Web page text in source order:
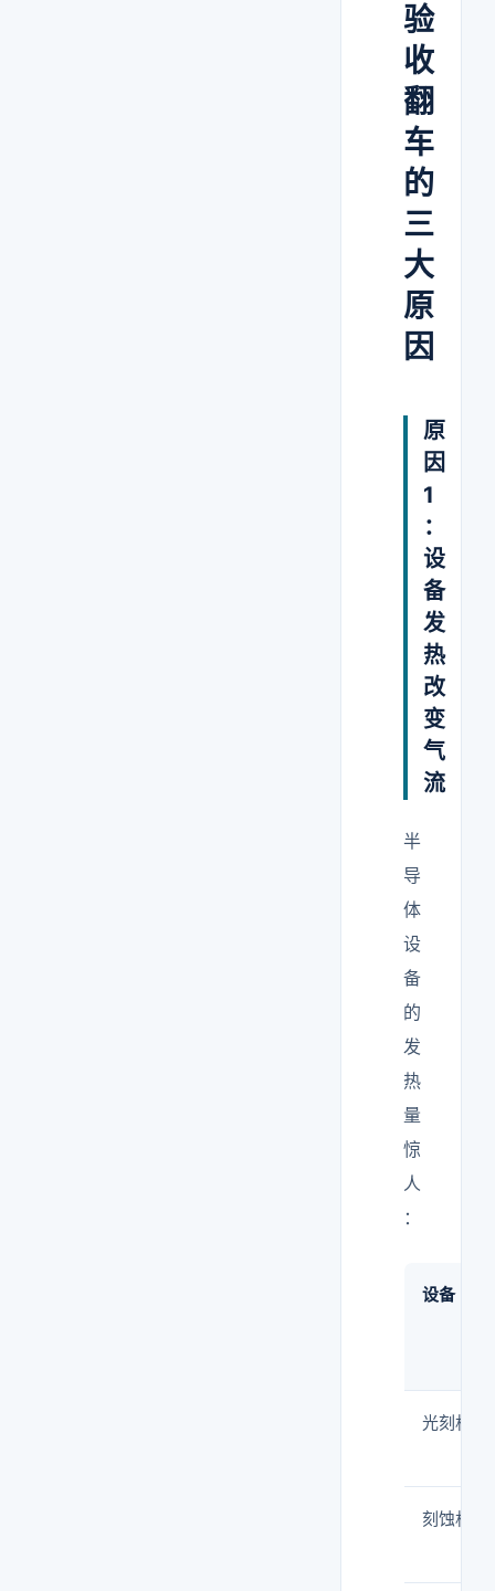
验
收
翻
车
的
三
大
原
因
原
因
1
：
设
备
发
热
改
变
气
流
半
导
体
设
备
的
发
热
量
惊
人
：
设备
光刻机
刻蚀机